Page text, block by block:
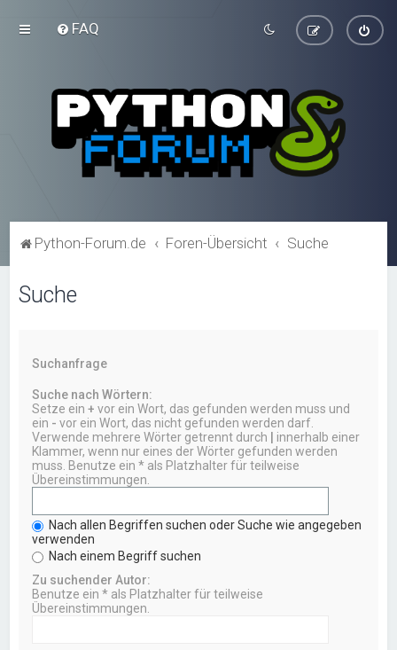
FAQ
Python-Forum.de Foren-Übersicht Suche
Suche
Suchanfrage
Suche nach Wörtern:
Setze ein+ vor ein Wort, das gefunden werden muss und
ein - vor ein Wort, das nicht gefunden werden darf.
Verwende mehrere Wörter getrennt durch
innerhalb einer
Klammer, wenn nur eines der Wörter gefunden werden
muss. Benutze ein * als Platzhalter für teilweise
Übereinstimmungen.
Nach allen Begriffen suchen oder Suche wie angegeben
verwenden
Nach einem Begriff suchen
Zu suchender Autor:
Benutze ein * als Platzhalter für teilweise
Übereinstimmungen.